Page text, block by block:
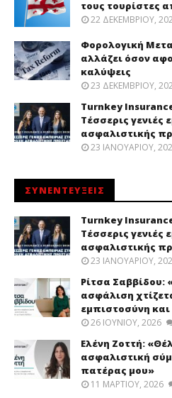
τους τουρίστες
22 ΔΕΚΕΜΒΡΊΟΥ,
Φορολογική
αλλάζει όσον
καλύψεις
23 ΔΕΚΕΜΒΡΊΟΥ,
Turnkey
Τέσσερις γενιές
ασφαλιστικής
23 ΙΑΝΟΥΑΡΊΟΥ,
ΣΥΝΕΝΤΕΥΞΕΙΣ
Turnkey
Τέσσερις γενιές
ασφαλιστικής
23 ΙΑΝΟΥΑΡΊΟΥ,
Ρίτσα Σαββίδου:
ασφάλιση
εμπιστοσύνη
26 ΙΟΥΝΊΟΥ, 2026
Ελένη Ζοττή:
ασφαλιστική
πατέρας μου»
11 ΜΑΡΤΊΟΥ, 2026